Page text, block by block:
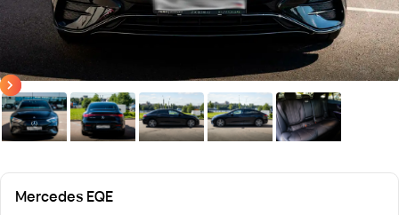
Mercedes EQE